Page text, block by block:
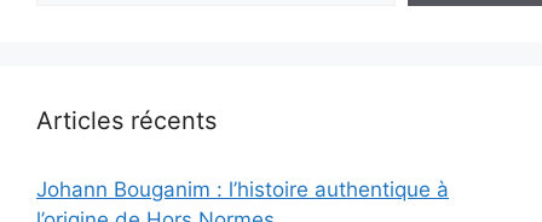
Articles récents
Johann Bouganim : l’histoire authentique à